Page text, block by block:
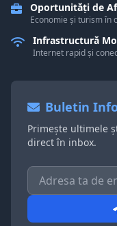
Oportunități de
Economie și turism în
Infrastructură
Internet rapid și
Buletin
Primește ultimele
direct în inbox.